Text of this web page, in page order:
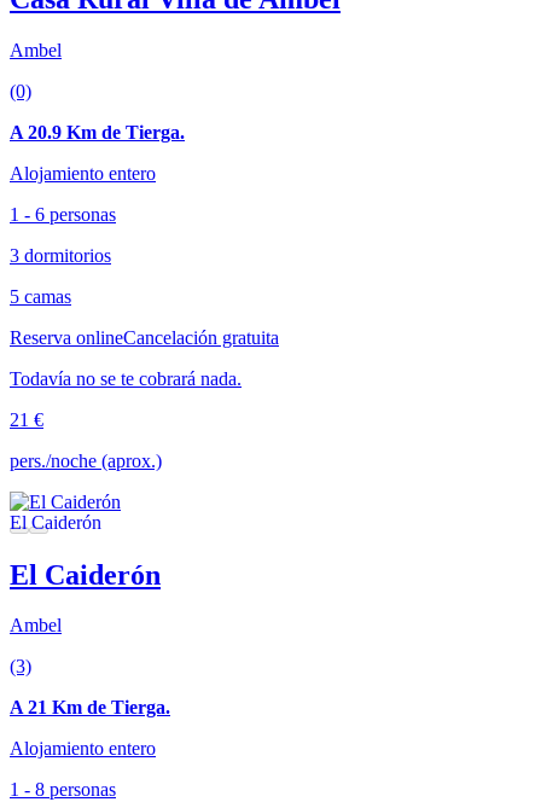
Ambel
(0)
A 20.9 Km de Tierga.
Alojamiento entero
1 - 6 personas
3 dormitorios
5 camas
Reserva onlineCancelación gratuita
Todavía no se te cobrará nada.
21 €
pers./noche (aprox.)
El Caiderón
Ambel
(3)
A 21 Km de Tierga.
Alojamiento entero
1 - 8 personas